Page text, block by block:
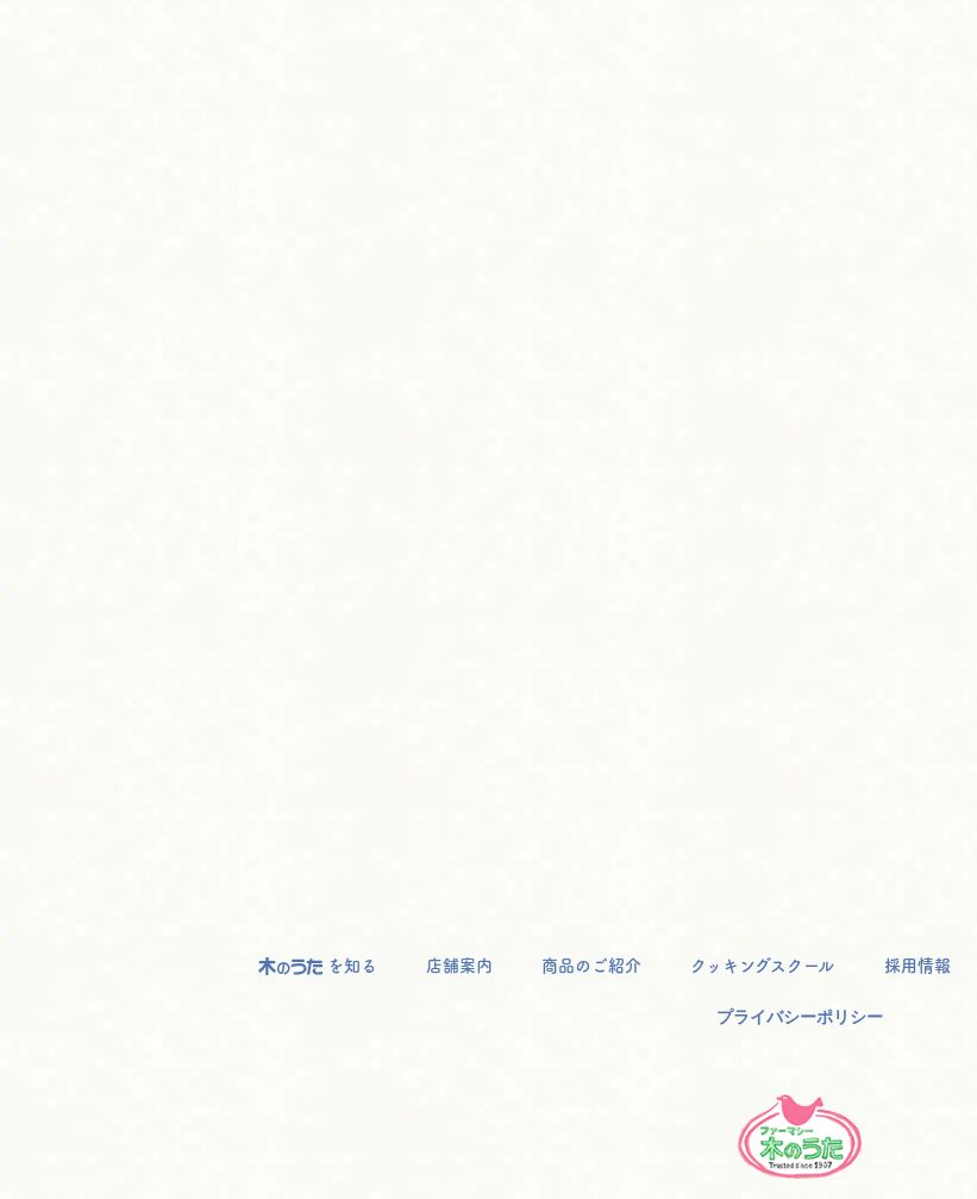
を知る 店舗案内 商品のご紹介 クッキングスクール 採用情報
プライバシーポリシー